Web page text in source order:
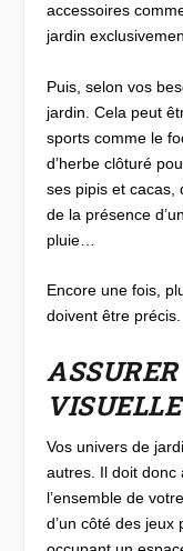
accessoires
jardin
Puis, selon vos
jardin. Cela peut
sports comme le
d’herbe clôturé
ses pipis et cacas,
de la présence
pluie…
Encore une fois,
doivent être précis.
VISUELLE
Vos univers de
autres. Il doit donc
l’ensemble de
d’un côté des